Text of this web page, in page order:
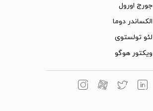
جورج اورول
الکساندر دوما
لئو تولستوی
ویکتور هوگو